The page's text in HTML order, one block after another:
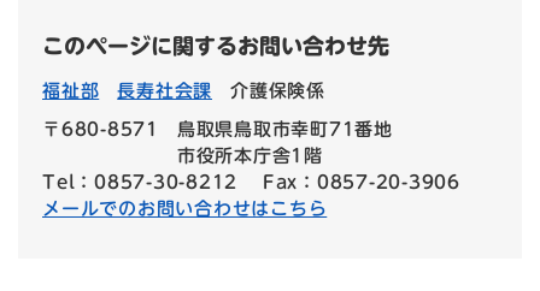
このページに関するお問い合わせ先
福祉部 長寿社会課 介護保険係
〒680-8571
鳥取県鳥取市幸町71番地
市役所本庁舎1階
Tel：0857-30-8212
Fax：0857-20-3906
メールでのお問い合わせはこちら